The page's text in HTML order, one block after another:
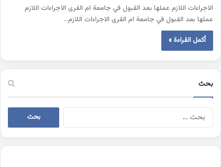
الاجراءات اللازم عملها بعد القبول في جامعة ام القرى الاجراءات اللازم
عملها بعد القبول في جامعة ام القرى الاجراءات اللازم…
أكمل القراءة »
بحث
البحث